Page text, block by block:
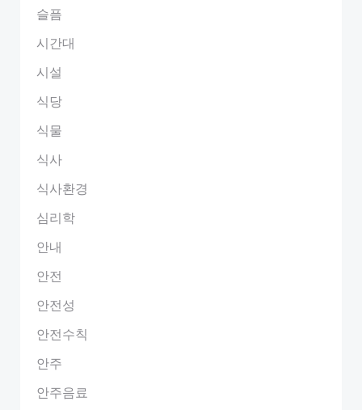
슬픔
시간대
시설
식당
식물
식사
식사환경
심리학
안내
안전
안전성
안전수칙
안주
안주음료